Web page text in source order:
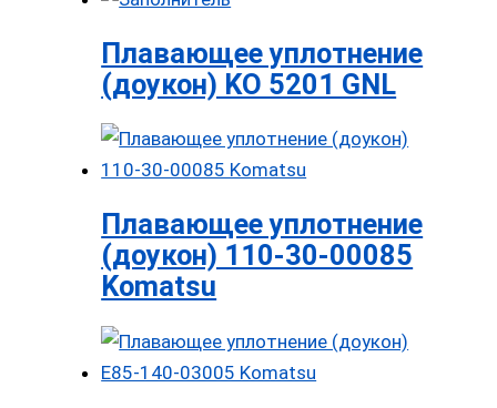
Плавающее уплотнение
(доукон) KO 5201 GNL
Плавающее уплотнение
(доукон) 110-30-00085
Komatsu